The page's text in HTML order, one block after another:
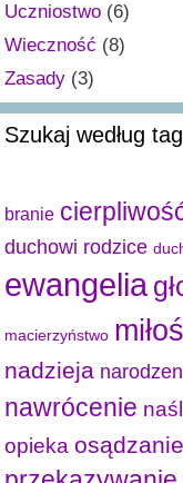
Uczniostwo (6)
Wieczność (8)
Zasady (3)
Szukaj według
branie
duchowi rodzice
ewangelia
macierzyństwo
nadzieja
nawrócenie
opieka osądzanie